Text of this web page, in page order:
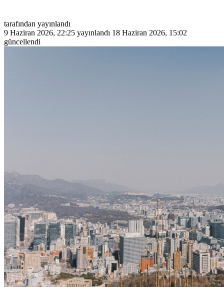
tarafından yayınlandı
9 Haziran 2026, 22:25 yayınlandı 18 Haziran 2026, 15:02
güncellendi